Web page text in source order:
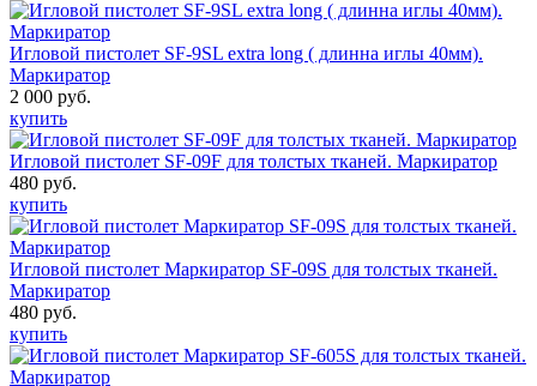
Игловой пистолет SF-9SL extra long ( длинна иглы 40мм).
Маркиратор
2 000 руб.
купить
Игловой пистолет SF-09F для толстых тканей. Маркиратор
480 руб.
купить
Игловой пистолет Маркиратор SF-09S для толстых тканей.
Маркиратор
480 руб.
купить